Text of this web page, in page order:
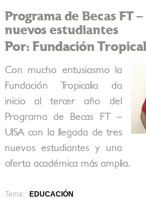
Programa de Becas FT
nuevos estudiantes
Por: Fundación
Con mucho entusiasmo la
Fundación Tropicalia da
inicio al tercer año del
Programa de Becas FT –
UISA con la llegada de tres
nuevos estudiantes y una
oferta académica más amplia.
Tema:
EDUCACIÓN